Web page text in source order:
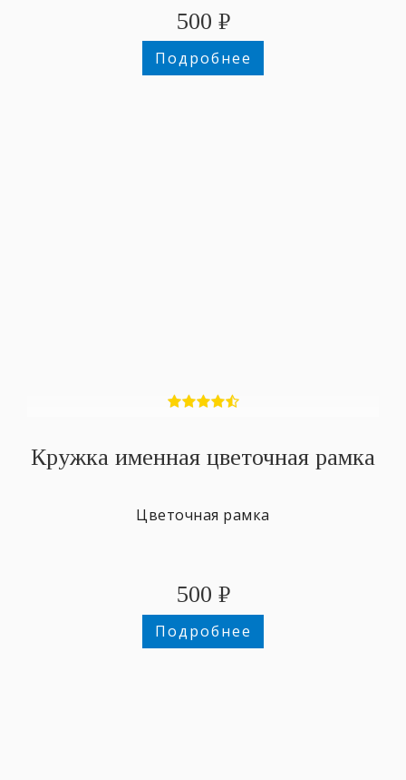
500 ₽
Подробнее
Кружка именная цветочная рамка
Цветочная рамка
500 ₽
Подробнее